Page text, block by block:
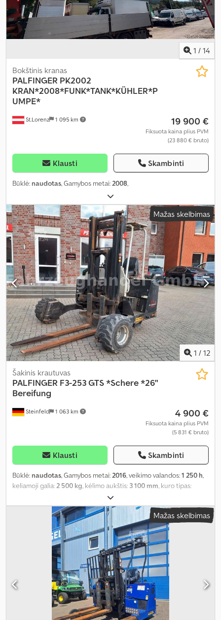
1 / 14
St.Lorenz 1 095 km
Bokštinis kranas
PALFINGER PK2002
KRAN*2008*FUNK*TANK*KÜHLER*P
UMPE*
19 900 €
Fiksuota kaina plius PVM
(23 880 € bruto)
Klausti Skambinti
Būklė: naudotas, Gamybos metai:2008,
Mažas skelbimas
1 / 12
Steinfeld 1 063 km
Šakinis krautuvas
PALFINGER F3-253 GTS *Schere *26"
Bereifung
4 900 €
Fiksuota kaina plius PVM
(5 831 € bruto)
Klausti Skambinti
Būklė: naudotas, Gamybos metai:2016, veikimo valandos:1 250 h,
keliamoji galia:2 500 kg, kėlimo aukštis: 3 100 mm, kuro tipas:
2 450 mm
Mažas skelbimas